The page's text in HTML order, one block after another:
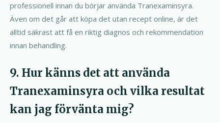
professionell innan du börjar använda Tranexaminsyra.
Även om det går att köpa det utan recept online, är det
alltid säkrast att få en riktig diagnos och rekommendation
innan behandling.
9. Hur känns det att använda
Tranexaminsyra och vilka resultat
kan jag förvänta mig?